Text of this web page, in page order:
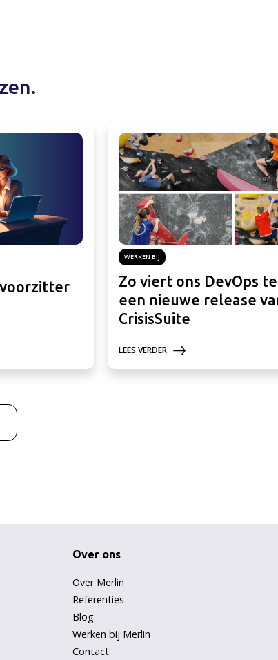
WERKEN BIJ
Zo viert ons DevOps
een nieuwe release
CrisisSuite
LEES VERDER
Over ons
Over Merlin
Referenties
Blog
Werken bij Merlin
Contact